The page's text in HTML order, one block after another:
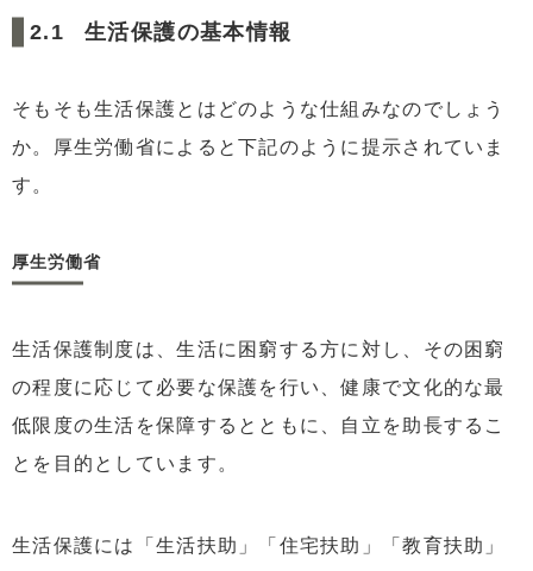
生活保護の基本情報
そもそも生活保護とはどのような仕組みなのでしょう
か。厚生労働省によると下記のように提示されていま
す。
厚生労働省
生活保護制度は、生活に困窮する方に対し、その困窮
の程度に応じて必要な保護を行い、健康で文化的な最
低限度の生活を保障するとともに、自立を助長するこ
とを目的としています。
生活保護には「生活扶助」「住宅扶助」「教育扶助」